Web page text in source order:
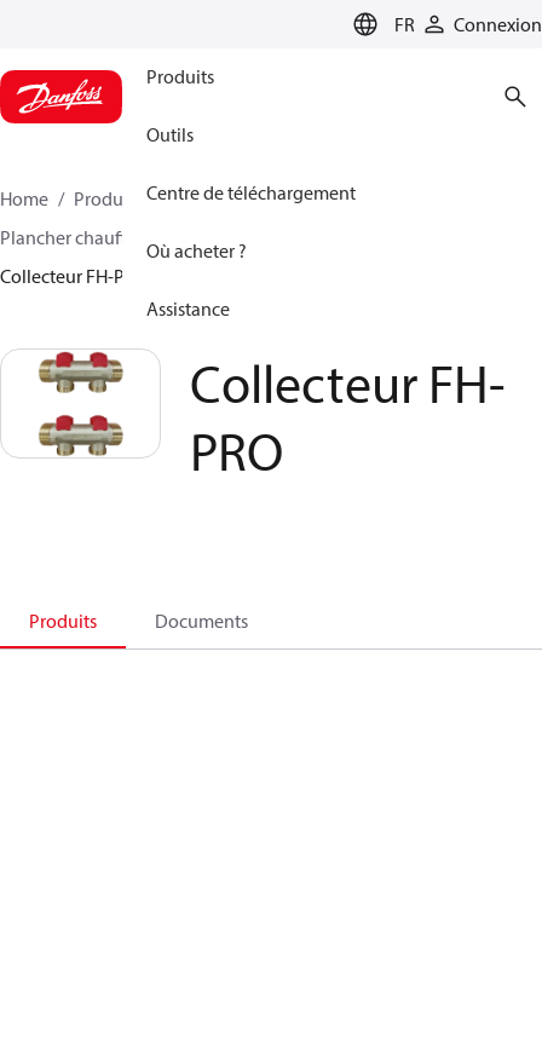
FR Connexion
Produits
Outils
Centre de téléchargement
Où acheter ?
Assistance
Home Produits
Climate Solutions - chauffage
Plancher chauffant hydraulique
Collecteur FH-PRO
Collecteur FH-
PRO
Produits Documents